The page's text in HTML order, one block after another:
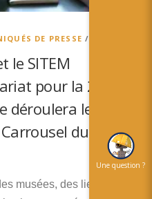
DE PRESSE /
le SITEM
pour la 26ème
les 28,
du
musées, des lieux de
Une question ?